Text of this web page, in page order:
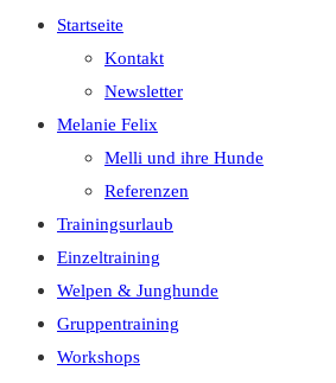
Startseite
Kontakt
Newsletter
Melanie Felix
Melli und ihre Hunde
Referenzen
Trainingsurlaub
Einzeltraining
Welpen & Junghunde
Gruppentraining
Workshops